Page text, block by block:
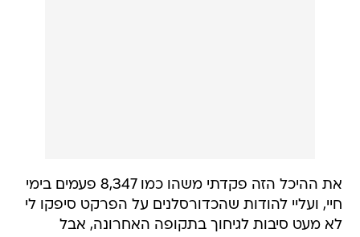
את ההיכל הזה פקדתי משהו כמו 8,347 פעמים בימי
חיי, ועליי להודות שהכדורסלנים על הפרקט סיפקו לי
לא מעט סיבות לגיחוך בתקופה האחרונה, אבל